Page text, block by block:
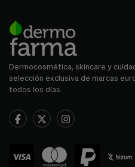
Dermocosmética, skincare y
selección exclusiva de marcas
todos los días.